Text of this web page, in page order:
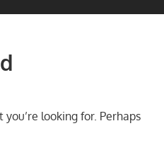
looking for. Perhaps